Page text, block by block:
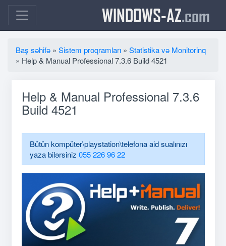
WINDOWS-AZ.com
Baş səhifə » Sistem proqramları » Statistika və Monitorinq
» Help & Manual Professional 7.3.6 Build 4521
Help & Manual Professional 7.3.6
Build 4521
Bütün kompüter\playstation\telefona aid sualınızı
yaza bilərsiniz 055 226 96 22